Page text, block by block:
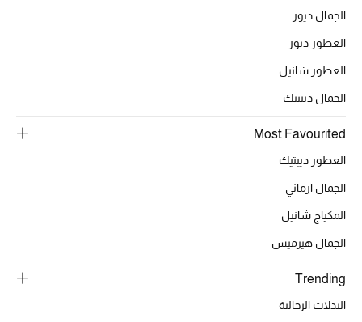
جميع إصدارتنا النسائية
تشكيلة المناسبات للنساء
الملابس الرياضية النسائية
تشكيلة الأعراس
هدايا للنساء
ركن الفخامة
الجمال ديور
العطور ديور
العطور شانيل
الجمال ديبتيك
Most Favourited
العطور ديبتيك
الجمال ارماني
المكياج شانيل
الجمال هيرميس
Trending
البدلات الرجالية